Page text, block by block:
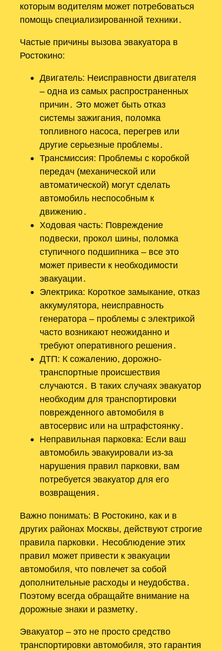
которым водителям может потребоваться
помощь специализированной техники․
Частые причины вызова эвакуатора в
Ростокино:
Двигатель: Неисправности двигателя
– одна из самых распространенных
причин․ Это может быть отказ
системы зажигания, поломка
топливного насоса, перегрев или
другие серьезные проблемы․
Трансмиссия: Проблемы с коробкой
передач (механической или
автоматической) могут сделать
автомобиль неспособным к
движению․
Ходовая часть: Повреждение
подвески, прокол шины, поломка
ступичного подшипника – все это
может привести к необходимости
эвакуации․
Электрика: Короткое замыкание, отказ
аккумулятора, неисправность
генератора – проблемы с электрикой
часто возникают неожиданно и
требуют оперативного решения․
ДТП: К сожалению, дорожно-
транспортные происшествия
случаются․ В таких случаях эвакуатор
необходим для транспортировки
поврежденного автомобиля в
автосервис или на штрафстоянку․
Неправильная парковка: Если ваш
автомобиль эвакуировали из-за
нарушения правил парковки, вам
потребуется эвакуатор для его
возвращения․
Важно понимать: В Ростокино, как и в
других районах Москвы, действуют строгие
правила парковки․ Несоблюдение этих
правил может привести к эвакуации
автомобиля, что повлечет за собой
дополнительные расходы и неудобства․
Поэтому всегда обращайте внимание на
дорожные знаки и разметку․
Эвакуатор – это не просто средство
транспортировки автомобиля, это гарантия